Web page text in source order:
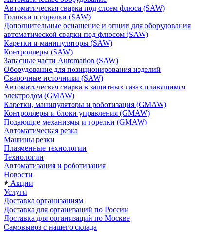
Автоматическая сварка под слоем флюса (SAW)
Головки и горелки (SAW)
Дополнительные оснащение и опции для оборудования
автоматической сварки под флюсом (SAW)
Каретки и манипуляторы (SAW)
Контроллеры (SAW)
Запасные части Automation (SAW)
Оборудование для позиционирования изделий
Сварочные источники (SAW)
Автоматическая сварка в защитных газах плавящимся
электродом (GMAW)
Каретки, манипуляторы и роботизация (GMAW)
Контроллеры и блоки управления (GMAW)
Подающие механизмы и горелки (GMAW)
Автоматическая резка
Машины резки
Плазменные технологии
Технологии
Автоматизация и роботизация
Новости
Акции
Услуги
Доставка организациям
Доставка для организаций по России
Доставка для организаций по Москве
Самовывоз с нашего склада